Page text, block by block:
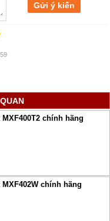
Gửi ý kiến
chính hãng
chính hãng